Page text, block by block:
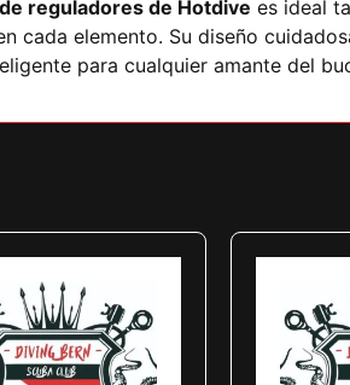
reguladores de Hotdive es ideal
cada elemento. Su diseño
para cualquier amante del